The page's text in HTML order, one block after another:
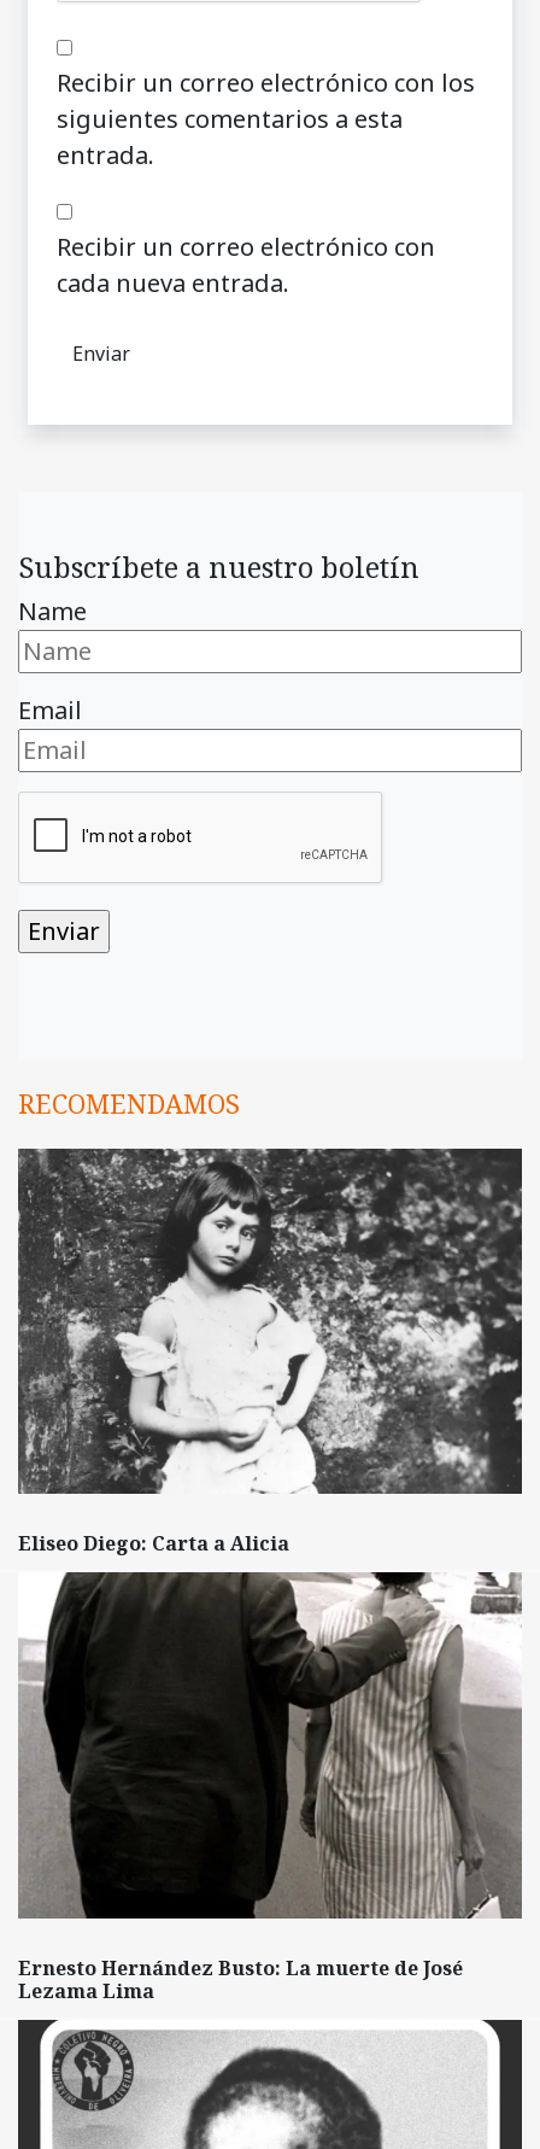
Recibir un correo electrónico con los
siguientes comentarios a esta
entrada.
Recibir un correo electrónico con
cada nueva entrada.
Subscríbete a nuestro boletín
Name
Email
RECOMENDAMOS
Eliseo Diego: Carta a Alicia
Ernesto Hernández Busto: La muerte de José
Lezama Lima